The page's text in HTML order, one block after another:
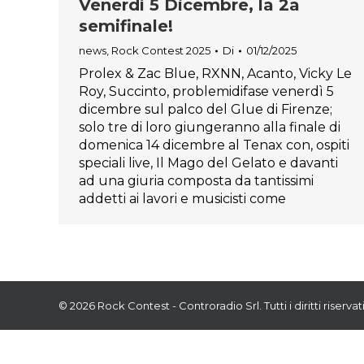
Venerdì 5 Dicembre, la 2a
semifinale!
news Rock Contest 2025 Di 01/12/2025
Prolex & Zac Blue, RXNN, Acanto, Vicky Le
Roy, Succinto, problemidifase venerdì 5
dicembre sul palco del Glue di Firenze;
solo tre di loro giungeranno alla finale di
domenica 14 dicembre al Tenax con, ospiti
speciali live, Il Mago del Gelato e davanti
ad una giuria composta da tantissimi
addetti ai lavori e musicisti come
© 2026 Rock Contest - Controradio Srl. Tutti i diritti